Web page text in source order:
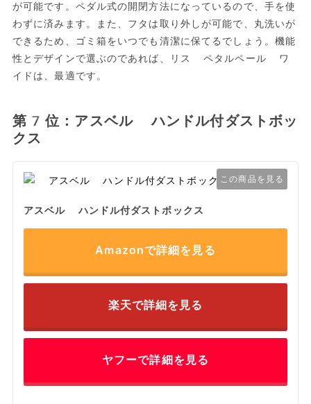
が可能です。ペダル式の開閉方法になっているので、手を使
わずに済みます。また、フタは取り外しが可能で、丸洗いが
できるため、ゴミ箱をいつでも清潔に保てるでしょう。機能
性とデザインで選ぶのであれば、リス ペタルペール ワ
イドは、最適です。
第7位：アスベル ハンドル付ダストボッ
クス
この商品を見る
アスベル ハンドル付ダストボックス
Amazonで詳細を見る
楽天で詳細を見る
ヤフーで詳細を見る